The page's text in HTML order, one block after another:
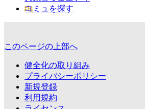
コミュを探す
このページの上部へ
健全化の取り組み
プライバシーポリシー
新規登録
利用規約